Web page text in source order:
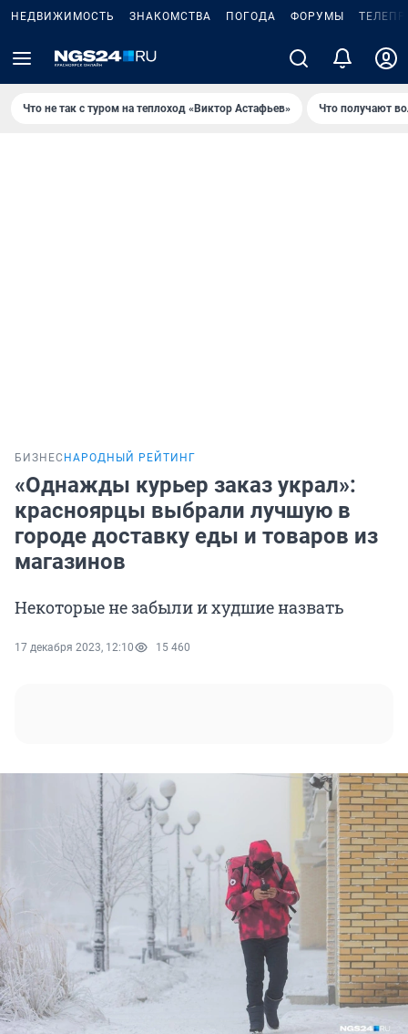
НЕДВИЖИМОСТЬ ЗНАКОМСТВА ПОГОДА ФОРУМЫ
Что не так с туром на теплоход «Виктор Астафьев» Что получают
БИЗНЕС НАРОДНЫЙ РЕЙТИНГ
«Однажды курьер заказ украл»:
красноярцы выбрали лучшую в
городе доставку еды и товаров из
магазинов
Некоторые не забыли и худшие назвать
17 декабря 2023, 12:10 15 460